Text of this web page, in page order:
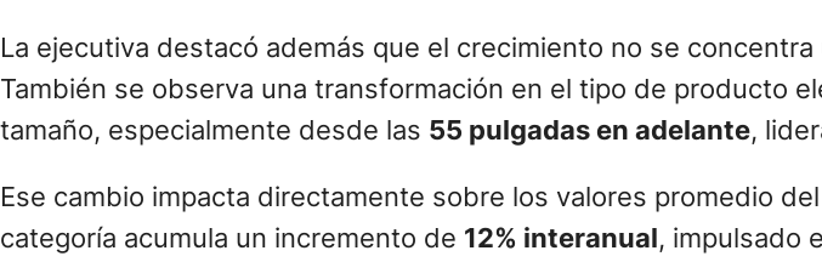
La ejecutiva destacó además que el crecimiento no se
También se observa una transformación en el tipo de producto
tamaño, especialmente desde las 55 pulgadas en adelante,
Ese cambio impacta directamente sobre los valores promedio
categoría acumula un incremento de 12% interanual, impulsado